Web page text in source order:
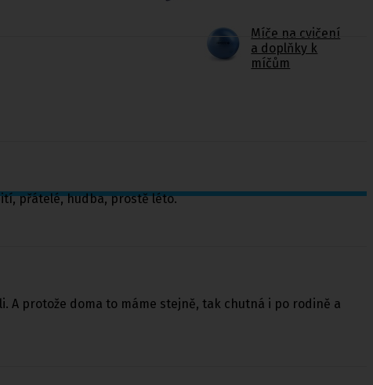
Míče na cvičení
a doplňky k
míčům
přátelé, hudba, prostě léto.
A protože doma to máme stejně, tak chutná i po rodině a